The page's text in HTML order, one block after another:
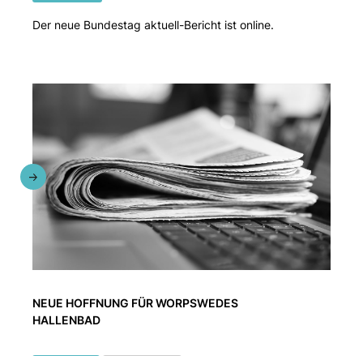
Der neue Bundestag aktuell-Bericht ist online.
NEUE HOFFNUNG FÜR WORPSWEDES
HALLENBAD